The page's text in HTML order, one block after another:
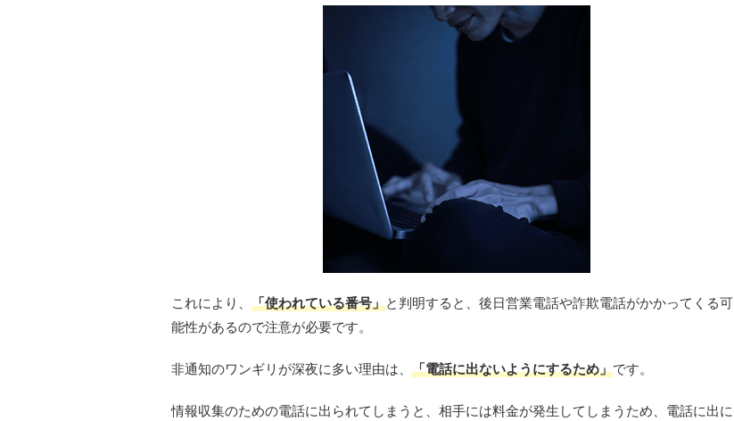
これにより、 「使われている番号」と判明すると、後日営業電話や詐欺電話がかかってくる可
能性があるので注意が必要です。
非通知のワンギリが深夜に多い理由は、 「電話に出ないようにするため」です。
情報収集のための電話に出られてしまうと、相手には料金が発生してしまうため、電話に出に